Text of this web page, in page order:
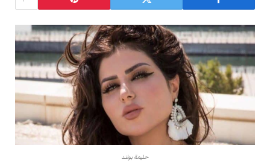
حليمة بولند